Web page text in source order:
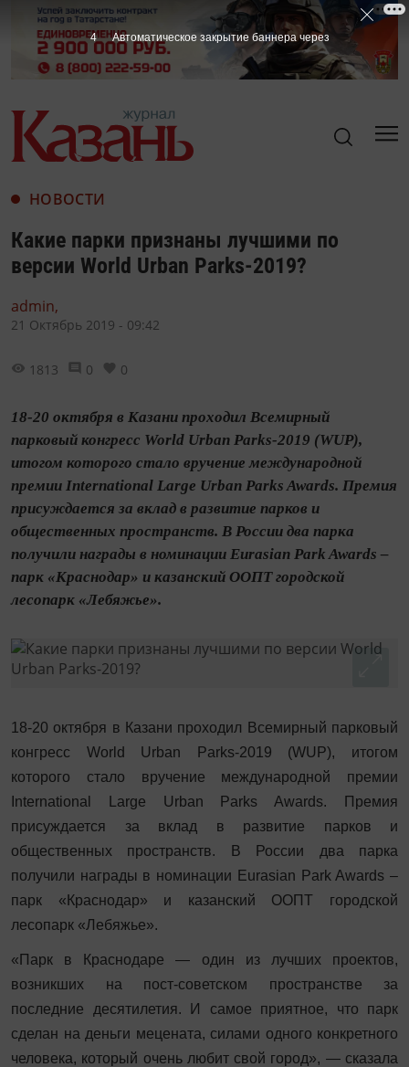
НОВОСТИ
Какие парки признаны лучшими по
версии World Urban Parks-2019?
admin,
21 Октябрь 2019 - 09:42
1813 0 0
18-20 октября в Казани проходил Всемирный
парковый конгресс World Urban Parks-2019 (WUP),
итогом которого стало вручение международной
премии International Large Urban Parks Awards. Премия
присуждается за вклад в развитие парков и
общественных пространств. В России два парка
получили награды в номинации Eurasian Park Awards –
парк «Краснодар» и казанский ООПТ городской
лесопарк «Лебяжье».
18-20 октября в Казани проходил Всемирный парковый
конгресс World Urban Parks-2019 (WUP), итогом
которого стало вручение международной премии
International Large Urban Parks Awards. Премия
присуждается за вклад в развитие парков и
общественных пространств. В России два парка
получили награды в номинации Eurasian Park Awards –
парк «Краснодар» и казанский ООПТ городской
лесопарк «Лебяжье».
«Парк в Краснодаре — один из лучших проектов,
возникших на пост-советском пространстве за
последние десятилетия. И самое приятное, что парк
сделан на деньги мецената, силами одного конкретного
человека, который очень любит свой город», — сказала
3 Автоматическое закрытие баннера через